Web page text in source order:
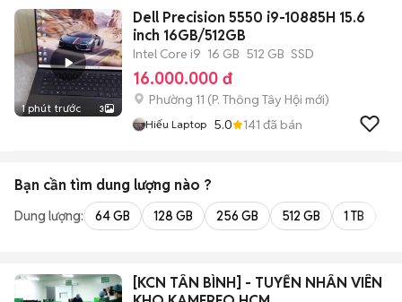
1 phút trước 3
Dell Precision 5550 i9-10885H 15.6
inch 16GB/512GB
Intel Core i9 16 GB 512 GB SSD
16.000.000 đ
Phường 11 (P. Thông Tây Hội mới)
Hiếu Laptop 5.0 141 đã bán
Bạn cần tìm dung lượng nào ?
Dung lượng: 64 GB 128 GB 256 GB 512 GB 1 TB
[KCN TÂN BÌNH] - TUYỂN NHÂN VIÊN